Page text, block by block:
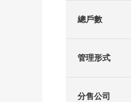
總戶數
管理形式
分售公司